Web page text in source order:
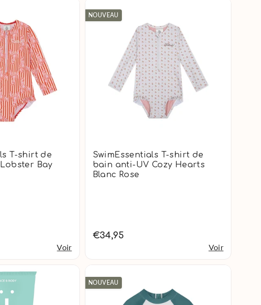
T-shirt de
Bay
Voir
NOUVEAU
SwimEssentials T-shirt de
bain anti-UV Cozy Hearts
Blanc Rose
€34,95
Voir
NOUVEAU